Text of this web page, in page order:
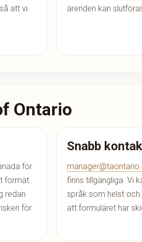
att vi
ärenden kan
Ontario
för
format
redan
för
Snabb
finns tillgängliga. Vi
språk som helst och
att formuläret har